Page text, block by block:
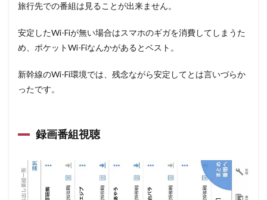
旅行先での番組は見ることが出来ません。
安定したWi-Fiが無い場合はスマホのギガを消費してしまうた
め、ポケットWi-Fiなんかがあるとベスト。
新幹線のWi-Fi環境では、残念ながら安定してとは言いづらか
ったです。
録画番組視聴